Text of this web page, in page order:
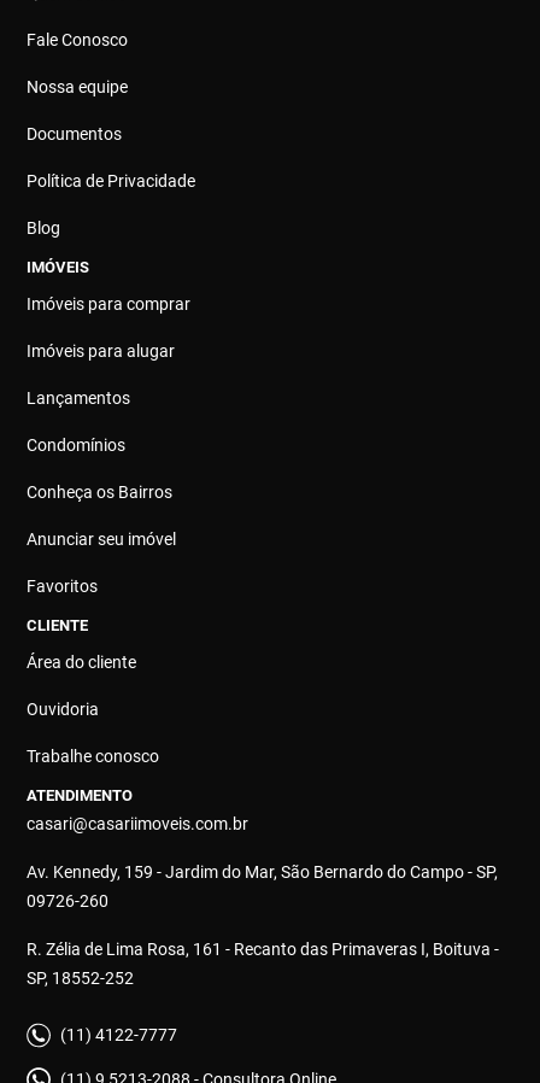
Fale Conosco
Nossa equipe
Documentos
Política de Privacidade
Blog
IMÓVEIS
Imóveis para comprar
Imóveis para alugar
Lançamentos
Condomínios
Conheça os Bairros
Anunciar seu imóvel
Favoritos
CLIENTE
Área do cliente
Ouvidoria
Trabalhe conosco
ATENDIMENTO
casari@casariimoveis.com.br
Av. Kennedy, 159 - Jardim do Mar, São Bernardo do Campo - SP,
09726-260
R. Zélia de Lima Rosa, 161 - Recanto das Primaveras I, Boituva -
SP, 18552-252
(11) 4122-7777
(11) 9 5213-2088 - Consultora Online